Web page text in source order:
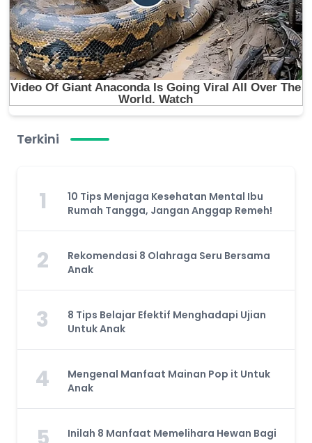
Terkini
1
10 Tips Menjaga Kesehatan Mental Ibu
Rumah Tangga, Jangan Anggap Remeh!
2
Rekomendasi 8 Olahraga Seru Bersama
Anak
3
8 Tips Belajar Efektif Menghadapi Ujian
Untuk Anak
4
Mengenal Manfaat Mainan Pop it Untuk
Anak
Inilah 8 Manfaat Memelihara Hewan Bagi